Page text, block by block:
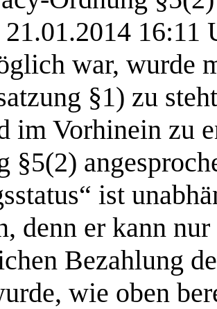
war, wurde
§1) zu
im Vorhinein zu
§5(2)
ist
denn er kann
Bezahlung
wie oben